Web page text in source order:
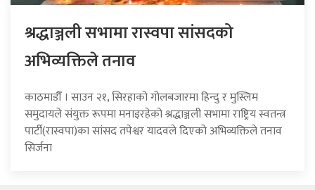
श्रद्धाञ्जली सभामा रास्वपा सांसदको
अभिव्यक्तिले तनाव
काठमाडौँ । साउन २१, सिरहाको गोलबजारमा हिन्दु र मुस्लिम
समुदायले संयुक्त रूपमा मनाइरहेको श्रद्धाञ्जली सभामा राष्ट्रिय स्वतन्त्र
पार्टी(रास्वपा)का सांसद तपेश्वर यादवले दिएको अभिव्यक्तिले तनाव
सिर्जना